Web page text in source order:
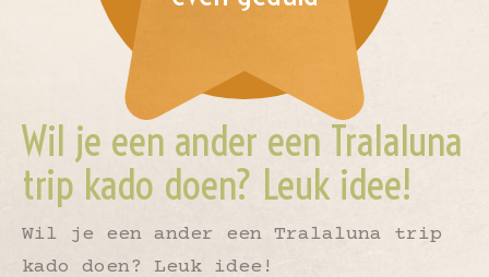
Wil je een ander een Tralaluna
trip kado doen? Leuk idee!
Wil je een ander een Tralaluna trip
kado doen? Leuk idee!